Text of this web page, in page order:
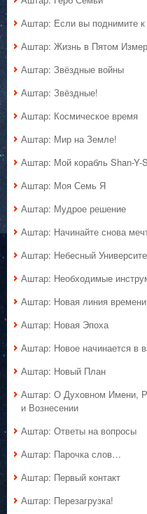
Аштар: Если вы поднимите
Аштар: Жизнь в Пятом
Аштар: Звёздные войны
Аштар: Звёздные!
Аштар: Космическое время
Аштар: Мир на Земле!
Аштар: Мой корабль Shan-Y-
Аштар: Моя Семь Я
Аштар: Мудрое решение
Аштар: Начинайте снова
Аштар: Небесный
Аштар: Необходимые
Аштар: Новая линия времени
Аштар: Новая Эпоха
Аштар: Новое начинается в
Аштар: Новый План
Аштар: О Духовном Имени,
и Вознесении
Аштар: Ответы на вопросы
Аштар: Парочка слов…
Аштар: Первый контакт
Аштар: Перезагрузка!